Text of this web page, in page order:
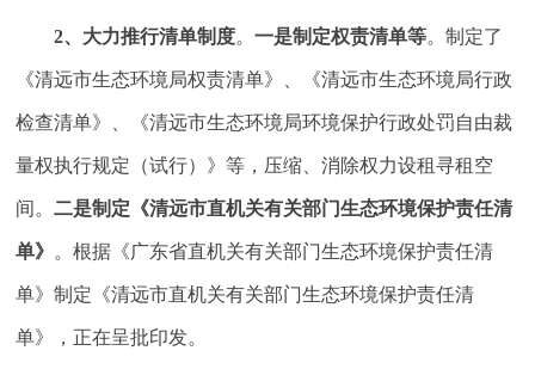
2、大力推行清单制度。一是制定权责清单等。制定了
《清远市生态环境局权责清单》、《清远市生态环境局行政
检查清单》、《清远市生态环境局环境保护行政处罚自由裁
量权执行规定（试行）》等，压缩、消除权力设租寻租空
间。二是制定《清远市直机关有关部门生态环境保护责任清
单》 。根据《广东省直机关有关部门生态环境保护责任清
单》制定《清远市直机关有关部门生态环境保护责任清
单》，正在呈批印发。